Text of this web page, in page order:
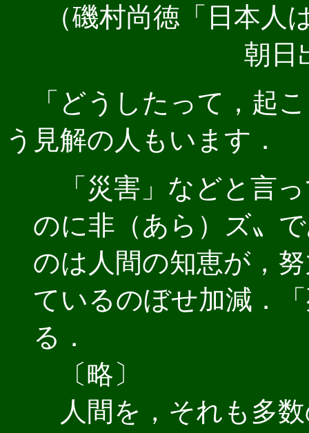
（磯村尚徳「日本
朝日
「どうしたって，起
う見解の人もいます．
「災害」などと言
のに非（あら）ズ〟
のは人間の知恵が，
ているのぼせ加減．
る．
〔略〕
人間を，それも多